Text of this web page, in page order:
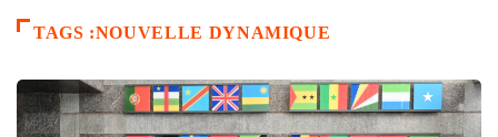
TAGS :NOUVELLE DYNAMIQUE